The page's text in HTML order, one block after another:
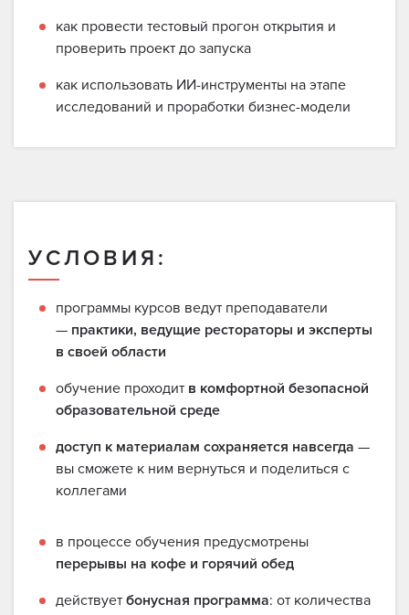
как провести тестовый прогон открытия и
проверить проект до запуска
как использовать ИИ-инструменты на этапе
исследований и проработки бизнес-модели
УСЛОВИЯ:
программы курсов ведут преподаватели
— практики, ведущие рестораторы и эксперты
в своей области
обучение проходит в комфортной безопасной
образовательной среде
доступ к материалам сохраняется навсегда —
вы сможете к ним вернуться и поделиться с
коллегами
в процессе обучения предусмотрены
перерывы на кофе и горячий обед
действует бонусная программа: от количества